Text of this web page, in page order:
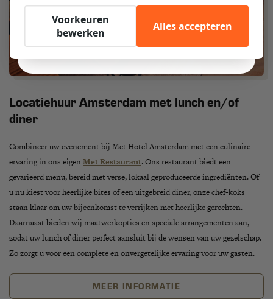
Locatiehuur Amsterdam met lunch en/of
diner
Combineer uw evenement bij Met Hotel Amsterdam met een culinaire
ervaring in ons eigenMet Restaurant. Ons restaurant biedt een
gevarieerd menu, bereid met verse, lokaal geproduceerde ingrediënten. Of
u nu kiest voor heerlijke bites of een uitgebreid diner, onze chef-koks
staan klaar om uw bijeenkomst te verrijken met heerlijke gerechten.
Daarnaast bieden wij maatwerkopties en speciale arrangementen aan,
zodat uw lunch of diner perfect aansluit bij de wensen van uw gezelschap.
Zo zorgt u voor een complete en onvergetelijke ervaring voor uw gasten.
MEER INFORMATIE
Voorkeuren
bewerken
Alles accepteren
Gratis downloaden